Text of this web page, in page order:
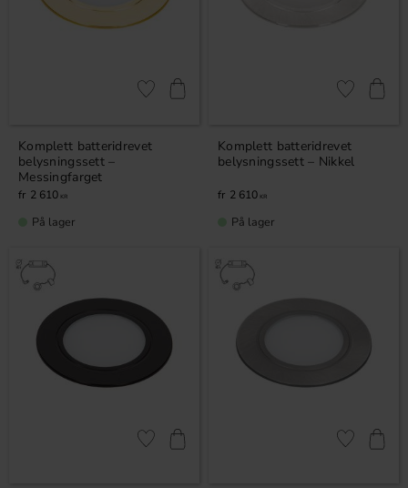
Komplett batteridrevet
belysningssett –
Messingfarget
2 610 KR
Lagre som favoritt
På lager
Komplett batteridrevet
belysningssett – Nikkel
2 610 KR
Lagre som
På lager
Lagre som favoritt Lagre som